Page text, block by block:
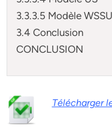
3.3.3.5 Modèle
3.4 Conclusion
CONCLUSION
Télécharger